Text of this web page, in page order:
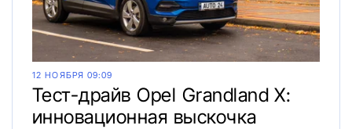
12 НОЯБРЯ 09:09
Тест-драйв Opel Grandland X:
инновационная выскочка